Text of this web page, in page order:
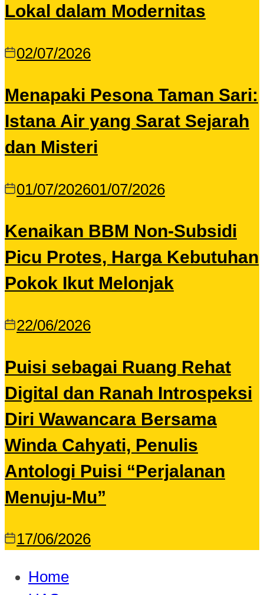
Lokal dalam Modernitas
02/07/2026
Menapaki Pesona Taman Sari:
Istana Air yang Sarat Sejarah
dan Misteri
01/07/202601/07/2026
Kenaikan BBM Non-Subsidi
Picu Protes, Harga Kebutuhan
Pokok Ikut Melonjak
22/06/2026
Puisi sebagai Ruang Rehat
Digital dan Ranah Introspeksi
Diri Wawancara Bersama
Winda Cahyati, Penulis
Antologi Puisi “Perjalanan
Menuju-Mu”
17/06/2026
Home